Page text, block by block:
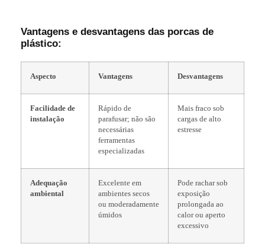
Vantagens e desvantagens das porcas de
plástico:
Aspecto Vantagens Desvantagens
Facilidade de
instalação
Rápido de
parafusar; não são
necessárias
ferramentas
especializadas
Mais fraco sob
cargas de alto
estresse
Adequação
ambiental
Excelente em
ambientes secos
ou moderadamente
úmidos
Pode rachar sob
exposição
prolongada ao
calor ou aperto
excessivo